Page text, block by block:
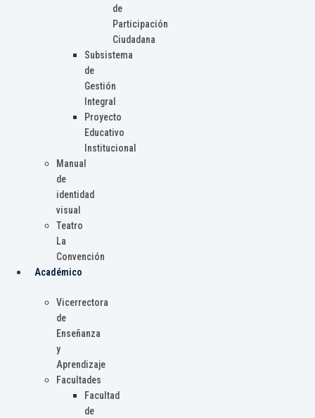
de
Participación
Ciudadana
Subsistema
de
Gestión
Integral
Proyecto
Educativo
Institucional
Manual
de
identidad
visual
Teatro
La
Convención
Académico
Vicerrectora
de
Enseñanza
y
Aprendizaje
Facultades
Facultad
de